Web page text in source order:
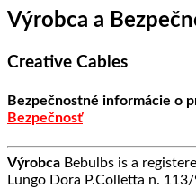
Výrobca a
Creative Cables
Bezpečnostné informácie o
Bezpečnosť
Výrobca Bebulbs is a
Lungo Dora P.Colletta n.